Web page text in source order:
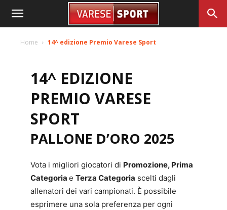
Home 14^ edizione Premio Varese Sport
14^ EDIZIONE
PREMIO VARESE
SPORT
PALLONE D’ORO 2025
Vota i migliori giocatori di Promozione, Prima
Categoria e Terza Categoria scelti dagli
allenatori dei vari campionati. È possibile
esprimere una sola preferenza per ogni